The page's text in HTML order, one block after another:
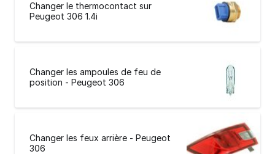
Changer le thermocontact sur
Peugeot 306 1.4i
Changer les ampoules de feu de
position - Peugeot 306
Changer les feux arrière - Peugeot
306